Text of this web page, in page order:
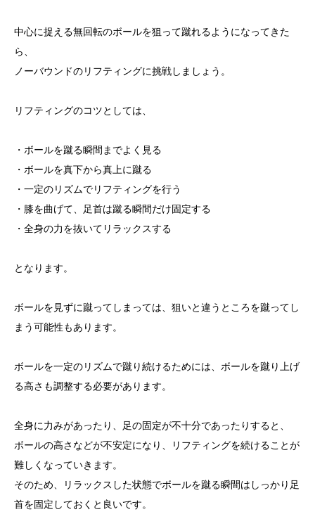
中心に捉える無回転のボールを狙って蹴れるようになってきた
ら、
ノーバウンドのリフティングに挑戦しましょう。
リフティングのコツとしては、
・ボールを蹴る瞬間までよく見る
・ボールを真下から真上に蹴る
・一定のリズムでリフティングを行う
・膝を曲げて、足首は蹴る瞬間だけ固定する
・全身の力を抜いてリラックスする
となります。
ボールを見ずに蹴ってしまっては、狙いと違うところを蹴ってし
まう可能性もあります。
ボールを一定のリズムで蹴り続けるためには、ボールを蹴り上げ
る高さも調整する必要があります。
全身に力みがあったり、足の固定が不十分であったりすると、
ボールの高さなどが不安定になり、リフティングを続けることが
難しくなっていきます。
そのため、リラックスした状態でボールを蹴る瞬間はしっかり足
首を固定しておくと良いです。